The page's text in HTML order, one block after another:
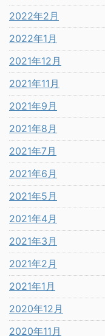
2022年2月
2022年1月
2021年12月
2021年11月
2021年9月
2021年8月
2021年7月
2021年6月
2021年5月
2021年4月
2021年3月
2021年2月
2021年1月
2020年12月
2020年11月